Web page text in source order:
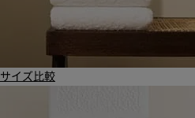
サイズ比較